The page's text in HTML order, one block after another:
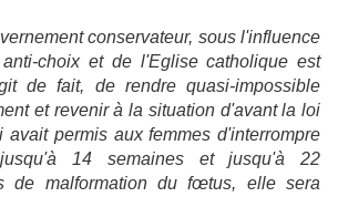
conservateur, sous l'influence
choix et de l'Eglise catholique est
de fait, de rendre quasi-impossible
et revenir à la situation d'avant la loi
avait permis aux femmes d'interrompre
14 semaines et jusqu'à 22
de malformation du fœtus, elle sera